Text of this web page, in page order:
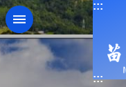
跳到主要內容區塊
:::
:::